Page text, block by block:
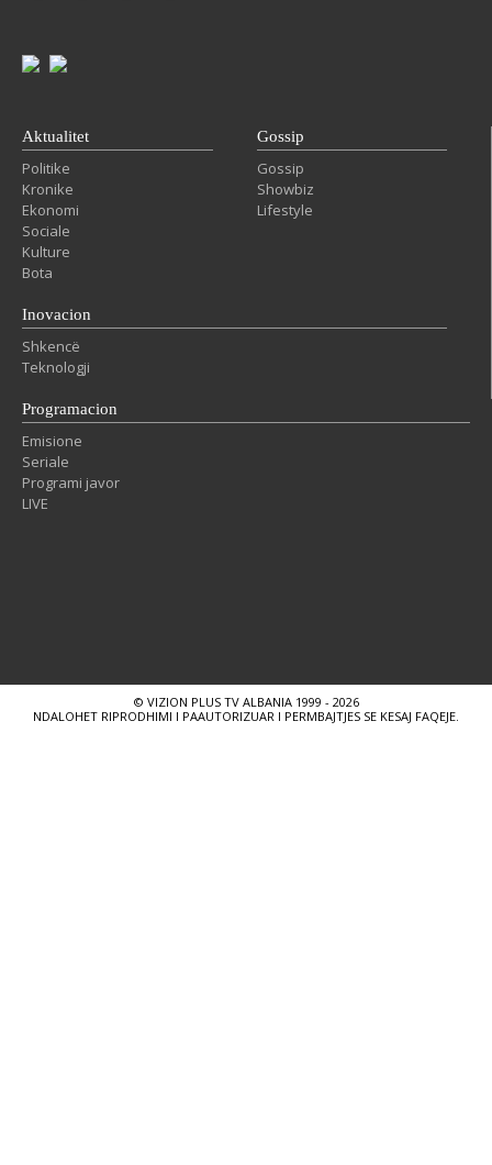
Aktualitet
Politike
Kronike
Ekonomi
Sociale
Kulture
Bota
Gossip
Gossip
Showbiz
Lifestyle
Inovacion
Shkencë
Teknologji
Programacion
Emisione
Seriale
Programi javor
LIVE
© VIZION PLUS TV ALBANIA 1999 - 2026
NDALOHET RIPRODHIMI I PAAUTORIZUAR I PERMBAJTJES SE KESAJ FAQEJE.